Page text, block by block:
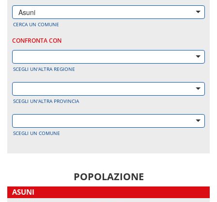
Asuni
CERCA UN COMUNE
CONFRONTA CON
SCEGLI UN'ALTRA REGIONE
SCEGLI UN'ALTRA PROVINCIA
SCEGLI UN COMUNE
POPOLAZIONE
ASUNI